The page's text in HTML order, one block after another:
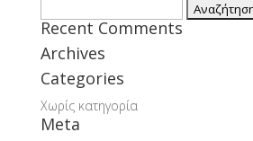
για:
Recent Comments
Archives
Categories
Χωρίς κατηγορία
Meta